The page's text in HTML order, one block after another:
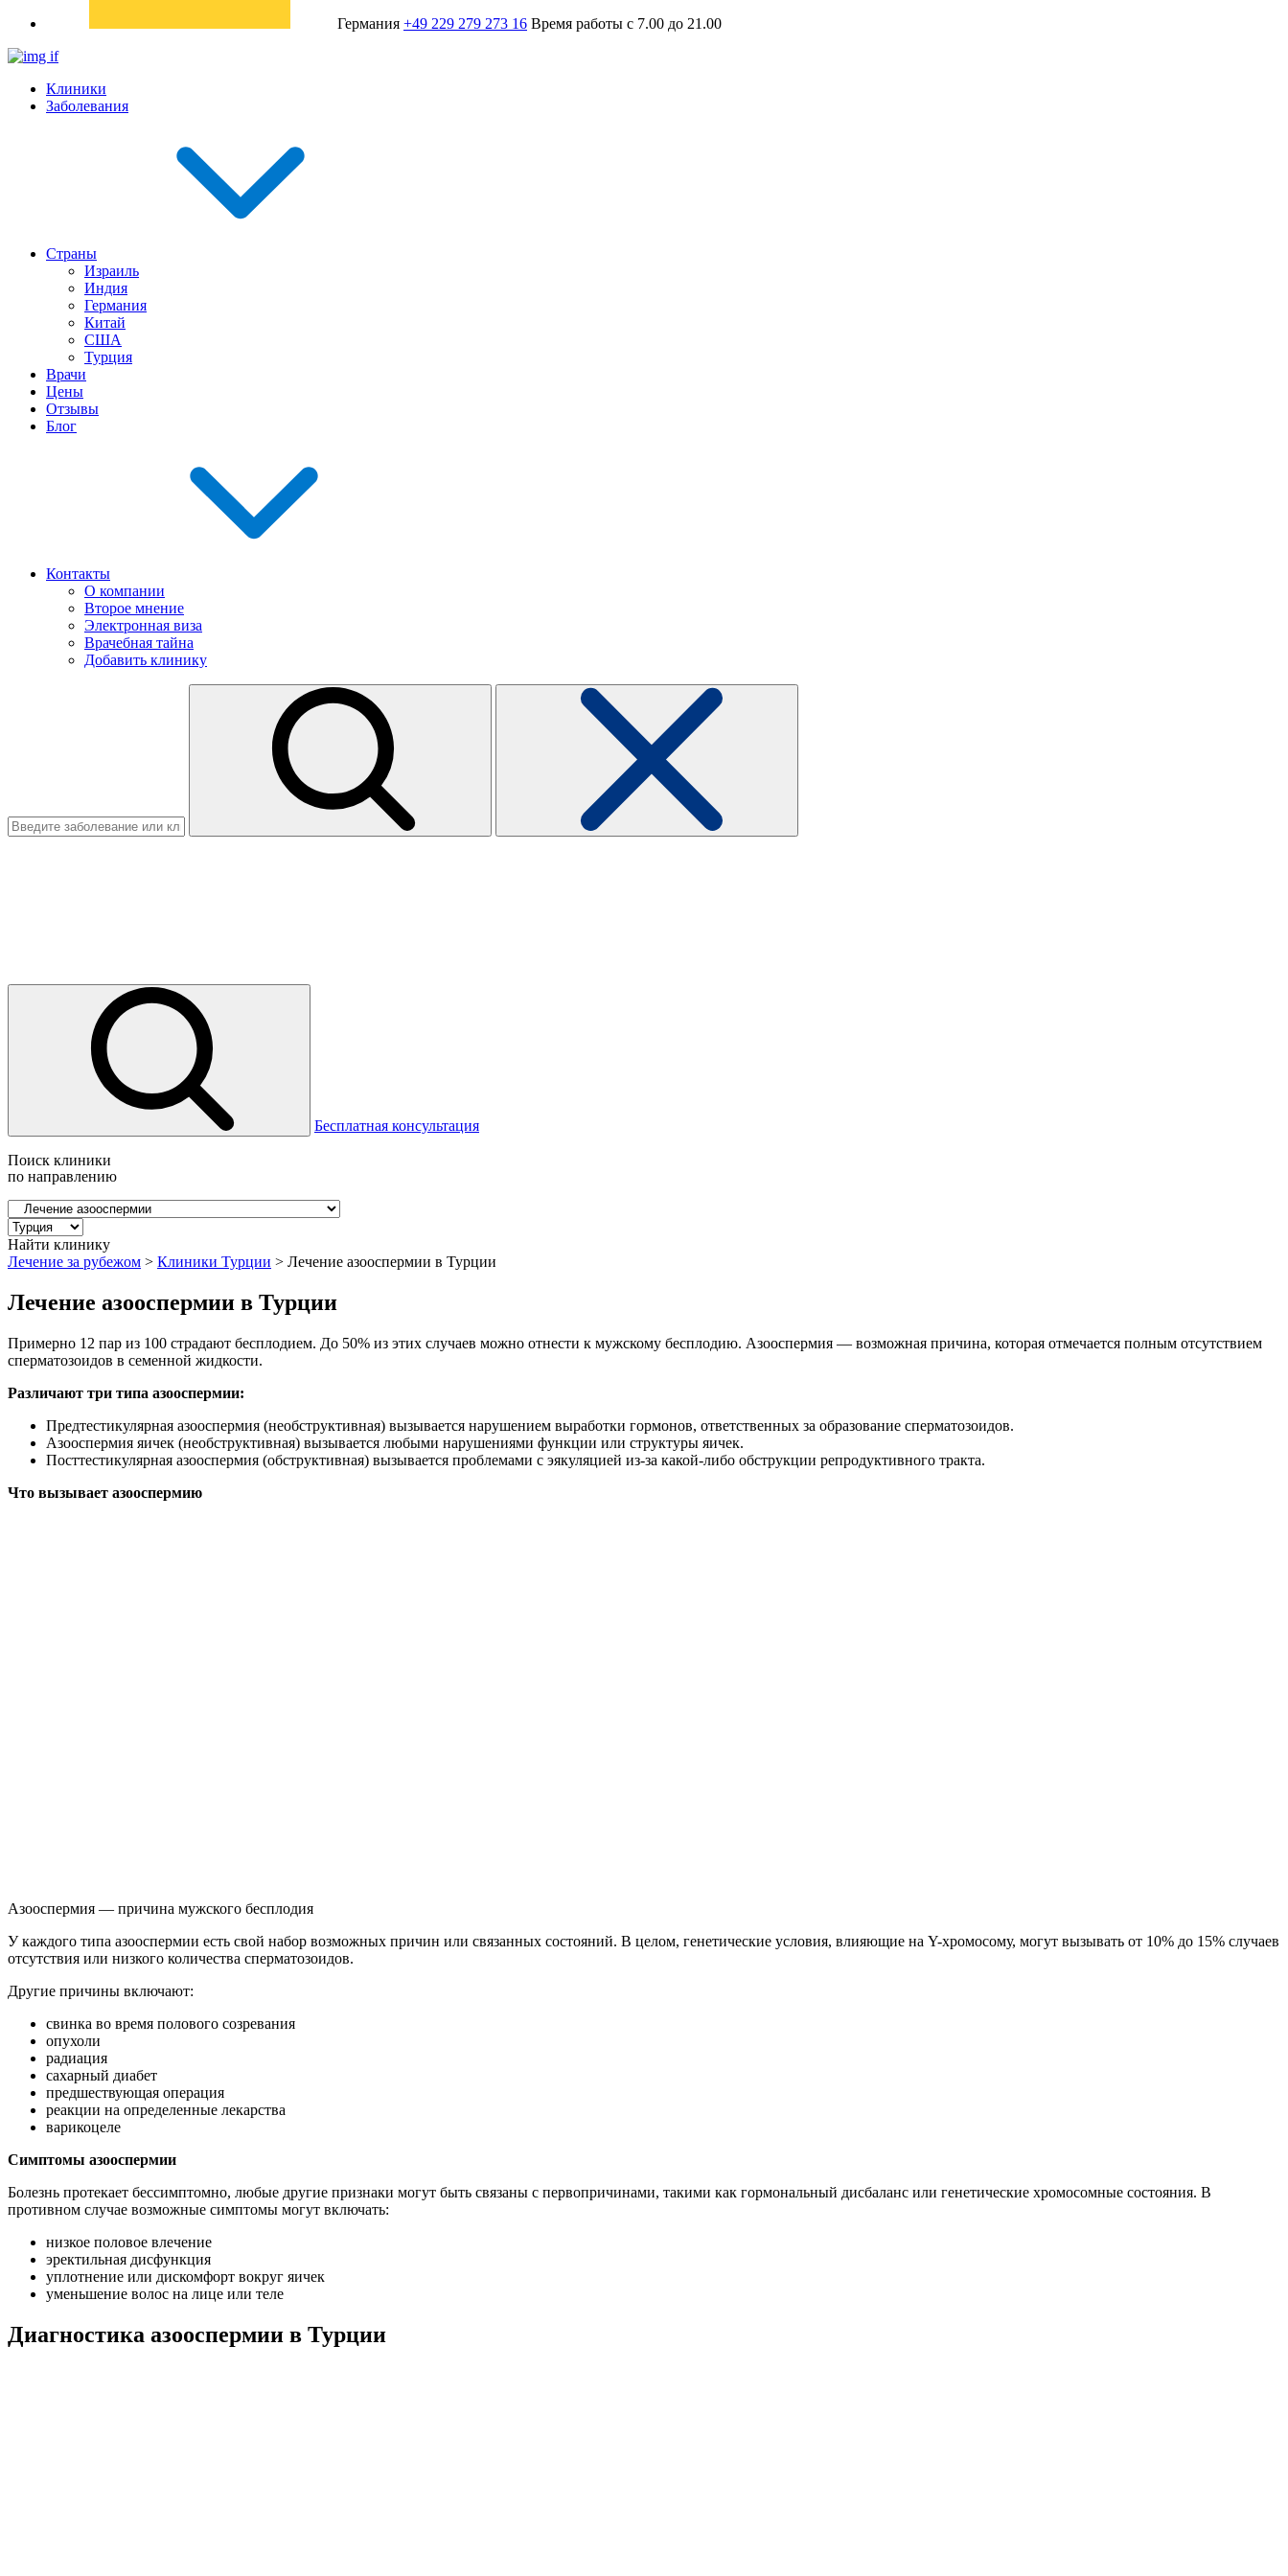
Германия +49 229 279 273 16 Время работы с 7.00 до 21.00
Клиники
Заболевания
Страны
Израиль
Индия
Германия
Китай
США
Турция
Врачи
Цены
Отзывы
Блог
Контакты
О компании
Второе мнение
Электронная виза
Врачебная тайна
Добавить клинику
Бесплатная консультация
Поиск клиники
по направлению
Найти клинику
Лечение за рубежом > Клиники Турции > Лечение азооспермии в Турции
Лечение азооспермии в Турции
Примерно 12 пар из 100 страдают бесплодием. До 50% из этих случаев можно отнести к мужскому бесплодию. Азооспермия — возможная причина, которая отмечается полным отсутствием
сперматозоидов в семенной жидкости.
Различают три типа азооспермии:
Предтестикулярная азооспермия (необструктивная) вызывается нарушением выработки гормонов, ответственных за образование сперматозоидов.
Азооспермия яичек (необструктивная) вызывается любыми нарушениями функции или структуры яичек.
Посттестикулярная азооспермия (обструктивная) вызывается проблемами с эякуляцией из-за какой-либо обструкции репродуктивного тракта.
Что вызывает азооспермию
Азооспермия — причина мужского бесплодия
У каждого типа азооспермии есть свой набор возможных причин или связанных состояний. В целом, генетические условия, влияющие на Y-хромосому, могут вызывать от 10% до 15% случаев
отсутствия или низкого количества сперматозоидов.
Другие причины включают:
свинка во время полового созревания
опухоли
радиация
сахарный диабет
предшествующая операция
реакции на определенные лекарства
варикоцеле
Симптомы азооспермии
Болезнь протекает бессимптомно, любые другие признаки могут быть связаны с первопричинами, такими как гормональный дисбаланс или генетические хромосомные состояния. В
противном случае возможные симптомы могут включать:
низкое половое влечение
эректильная дисфункция
уплотнение или дискомфорт вокруг яичек
уменьшение волос на лице или теле
Диагностика азооспермии в Турции